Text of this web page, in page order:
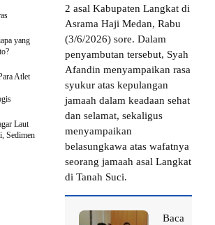
2 asal Kabupaten Langkat di
Asrama Haji Medan, Rabu
(3/6/2026) sore. Dalam
penyambutan tersebut, Syah
Afandin menyampaikan rasa
syukur atas kepulangan
jamaah dalam keadaan sehat
dan selamat, sekaligus
menyampaikan
belasungkawa atas wafatnya
seorang jamaah asal Langkat
di Tanah Suci.
Baca
yang
Atlet
Laut
Sedimen